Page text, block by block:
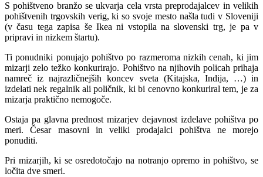
S pohištveno branžo se ukvarja cela vrsta preprodajalcev in velikih
pohištvenih trgovskih verig, ki so svoje mesto našla tudi v Sloveniji
(v času tega zapisa še Ikea ni vstopila na slovenski trg, je pa v
pripravi in nizkem štartu).
Ti ponudniki ponujajo pohištvo po razmeroma nizkih cenah, ki jim
mizarji zelo težko konkurirajo. Pohištvo na njihovih policah prihaja
namreč iz najrazličnejših koncev sveta (Kitajska, Indija, …) in
izdelati nek regalnik ali poličnik, ki bi cenovno konkuriral tem, je za
mizarja praktično nemogoče.
Ostaja pa glavna prednost mizarjev dejavnost izdelave pohištva po
meri. Česar masovni in veliki prodajalci pohištva ne morejo
ponuditi.
Pri mizarjih, ki se osredotočajo na notranjo opremo in pohištvo, se
ločita dve smeri.